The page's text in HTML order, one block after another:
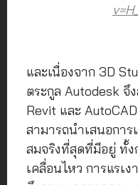
และเนื่องจาก 3D
ตระกูล Autodesk จึ
Revit และ
สามารถนำเสนอกา
สมจริงที่สุดที่มีอยู่ ทั้ง
เคลื่อนไหว การแรเ